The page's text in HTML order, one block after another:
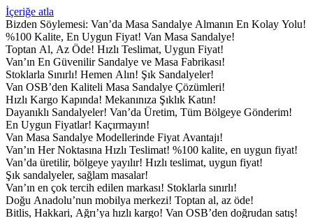
İçeriğe atla
Bizden Söylemesi: Van’da Masa Sandalye Almanın En Kolay Yolu!
%100 Kalite, En Uygun Fiyat! Van Masa Sandalye!
Toptan Al, Az Öde! Hızlı Teslimat, Uygun Fiyat!
Van’ın En Güvenilir Sandalye ve Masa Fabrikası!
Stoklarla Sınırlı! Hemen Alın! Şık Sandalyeler!
Van OSB’den Kaliteli Masa Sandalye Çözümleri!
Hızlı Kargo Kapında! Mekanınıza Şıklık Katın!
Dayanıklı Sandalyeler! Van’da Üretim, Tüm Bölgeye Gönderim!
En Uygun Fiyatlar! Kaçırmayın!
Van Masa Sandalye Modellerinde Fiyat Avantajı!
Van’ın Her Noktasına Hızlı Teslimat! %100 kalite, en uygun fiyat!
Van’da üretilir, bölgeye yayılır! Hızlı teslimat, uygun fiyat!
Şık sandalyeler, sağlam masalar!
Van’ın en çok tercih edilen markası! Stoklarla sınırlı!
Doğu Anadolu’nun mobilya merkezi! Toptan al, az öde!
Bitlis, Hakkari, Ağrı’ya hızlı kargo! Van OSB’den doğrudan satış!